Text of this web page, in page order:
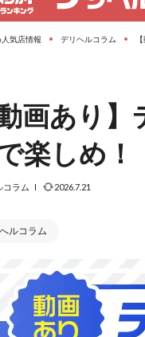
気店情報 デリヘルコラム
動画あり
楽しめ！
コラム 2026.7.21
ルコラム